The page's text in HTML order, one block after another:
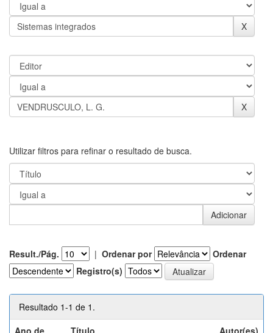
Utilizar filtros para refinar o resultado de busca.
Result./Pág. | Ordenar por
Ordenar
Registro(s)
Resultado 1-1 de 1.
Ano de
Título Autor(es)